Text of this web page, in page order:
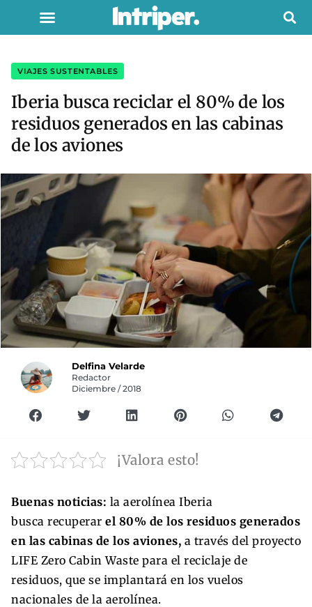
VIAJES SUSTENTABLES
Iberia busca reciclar el 80% de los
residuos generados en las cabinas
de los aviones
Delfina Velarde
Redactor
Diciembre / 2018
¡Valora esto!
Buenas noticias: la aerolínea Iberia
busca recuperar el 80% de los residuos generados
en las cabinas de los aviones, a través del proyecto
LIFE Zero Cabin Waste para el reciclaje de
residuos, que se implantará en los vuelos
nacionales de la aerolínea.